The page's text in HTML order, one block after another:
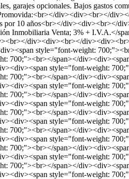
garajes opcionales. Bajos gastos
div><div><br></
por 10 años<br></div><div><br></
Inmobiliaria Venta; 3% + I.V.A.</
div><div><br></
style="font-weight:
700;"><br></span></
style="font-weight:
700;"><br></span></
style="font-weight:
700;"><br></span></
style="font-weight:
700;"><br></span></
style="font-weight:
700;"><br></span></
style="font-weight:
700;"><br></span></
style="font-weight:
700;"><br></span></
style="font-weight: